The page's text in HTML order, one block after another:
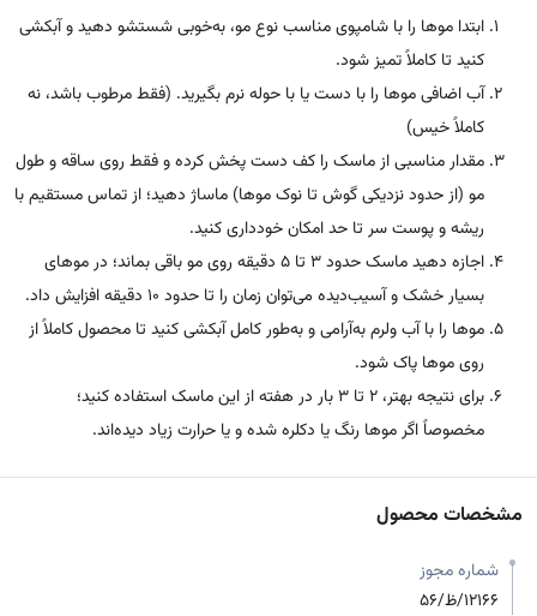
ابتدا موها را با شامپوی مناسب نوع مو، به‌خوبی شستشو دهید و آبکشی
کنید تا کاملاً تمیز شود.
آب اضافی موها را با دست یا با حوله نرم بگیرید. (فقط مرطوب باشد، نه
کاملاً خیس)
مقدار مناسبی از ماسک را کف دست پخش کرده و فقط روی ساقه و طول
مو (از حدود نزدیکی گوش تا نوک موها) ماساژ دهید؛ از تماس مستقیم با
ریشه و پوست سر تا حد امکان خودداری کنید.
اجازه دهید ماسک حدود ۳ تا ۵ دقیقه روی مو باقی بماند؛ در موهای
بسیار خشک و آسیب‌دیده می‌توان زمان را تا حدود ۱۰ دقیقه افزایش داد.
موها را با آب ولرم به‌آرامی و به‌طور کامل آبکشی کنید تا محصول کاملاً از
روی موها پاک شود.
برای نتیجه بهتر، ۲ تا ۳ بار در هفته از این ماسک استفاده کنید؛
مخصوصاً اگر موها رنگ یا دکلره شده و یا حرارت زیاد دیده‌اند.
مشخصات محصول
شماره مجوز
12166/ظ/56